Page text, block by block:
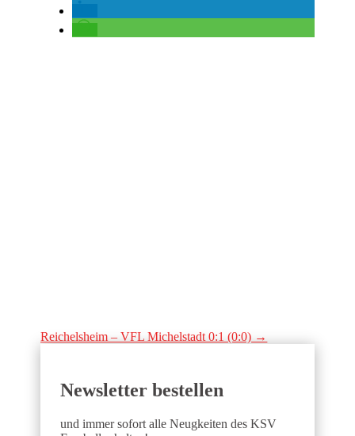
Reichelsheim – VFL Michelstadt 0:1 (0:0) →
Newsletter bestellen
und immer sofort alle Neugkeiten des KSV